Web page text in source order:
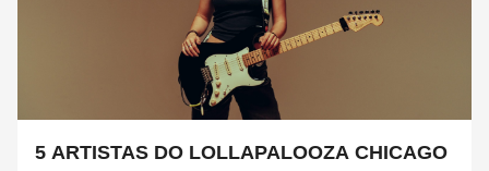
5 ARTISTAS DO LOLLAPALOOZA CHICAGO